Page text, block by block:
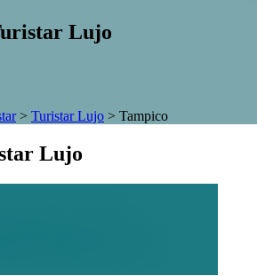
Lujo
> Turistar Lujo > Tampico
Lujo